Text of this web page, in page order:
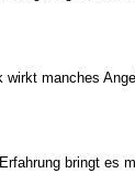
manches
bringt es